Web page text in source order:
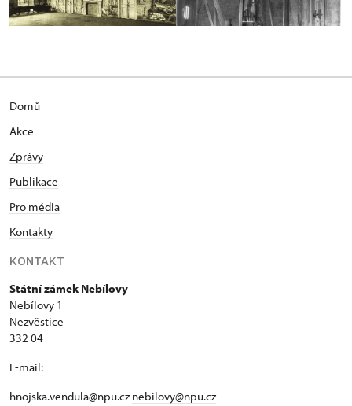
Domů
Akce
Zprávy
Publikace
Pro média
Kontakty
KONTAKT
Státní zámek Nebílovy
Nebílovy 1
Nezvěstice
332 04
E-mail:
hnojska.vendula@npu.cznebilovy@npu.cz